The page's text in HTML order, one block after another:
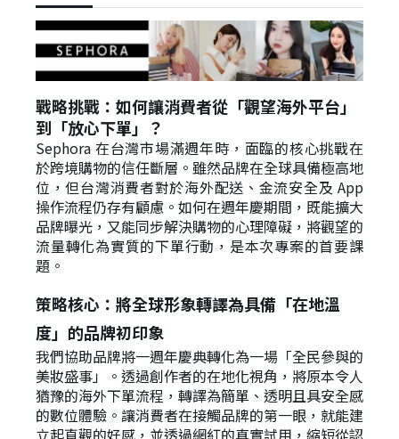
戰略挑戰：如何讓消費者從「觀望海外平台」
到「放心下單」？
Sephora 在台灣市場滿週年時，面臨的核心挑戰在
於跨境購物的信任斷層。雖然品牌在全球具備極高地
位，但台灣消費者對於海外配送、金流安全及 App
操作流程仍存有顧慮。如何在週年慶期間，既能擴大
品牌曝光，又能同步解決購物的心理障礙，將觀望的
流量轉化為實質的下單行動，是本次專案的首要課
題。
策略核心：將全球形象轉譯為具備「在地溫
度」的品牌初印象
我們協助品牌將一週年慶典轉化為一場「全民參與的
美妝盛事」。透過創作者的在地化視角，將原本令人
猶豫的海外下單流程，轉譯為簡單、透明且具安全感
的數位體驗。讓消費者在接觸品牌的第一眼，就能建